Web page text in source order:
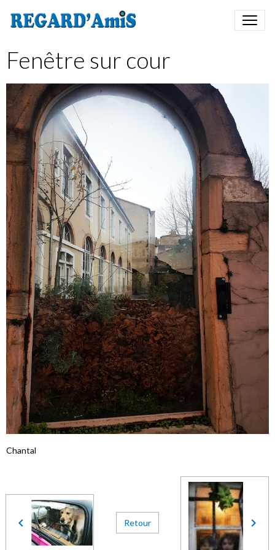
Fenêtre sur cour
Chantal
Retour